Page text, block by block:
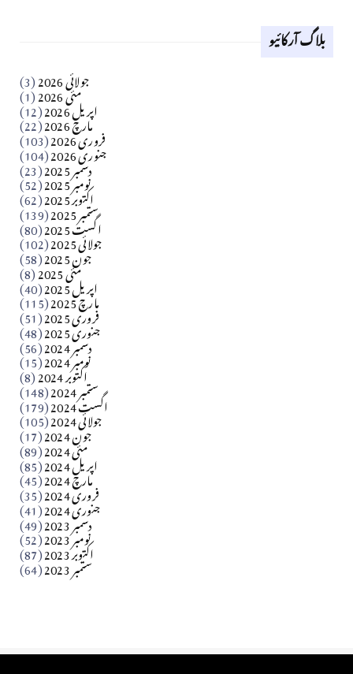
Apr 18, 2026
آزاد کشمیر جیسے احتجاج کی ضرورت ہے؟ از،،، ظہیرالدین
بلاگ آرکائیو
جولائی 2026 (3) مئی 2026 (1) اپریل 2026 (12) مارچ 2026 (22) فروری 2026 (103) جنوری 2026 (104) دسمبر 2025 (23) نومبر 2025 (52) اکتوبر 2025 (62) ستمبر 2025 (139) اگست 2025 (80) جولائی 2025 (102) جون 2025 (58) مئی 2025 (8) اپریل 2025 (40) مارچ 2025 (115) فروری 2025 (51) جنوری 2025 (48) دسمبر 2024 (56) نومبر 2024 (15) اکتوبر 2024 (8) ستمبر 2024 (148) اگست 2024 (179) جولائی 2024 (105) جون 2024 (17) مئی 2024 (89) اپریل 2024 (85) مارچ 2024 (45) فروری 2024 (35) جنوری 2024 (41) دسمبر 2023 (49) نومبر 2023 (52) اکتوبر 2023 (87) ستمبر 2023 (64)